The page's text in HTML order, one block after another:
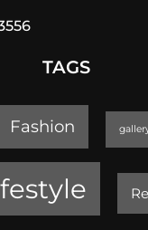
TAGS
Fashion